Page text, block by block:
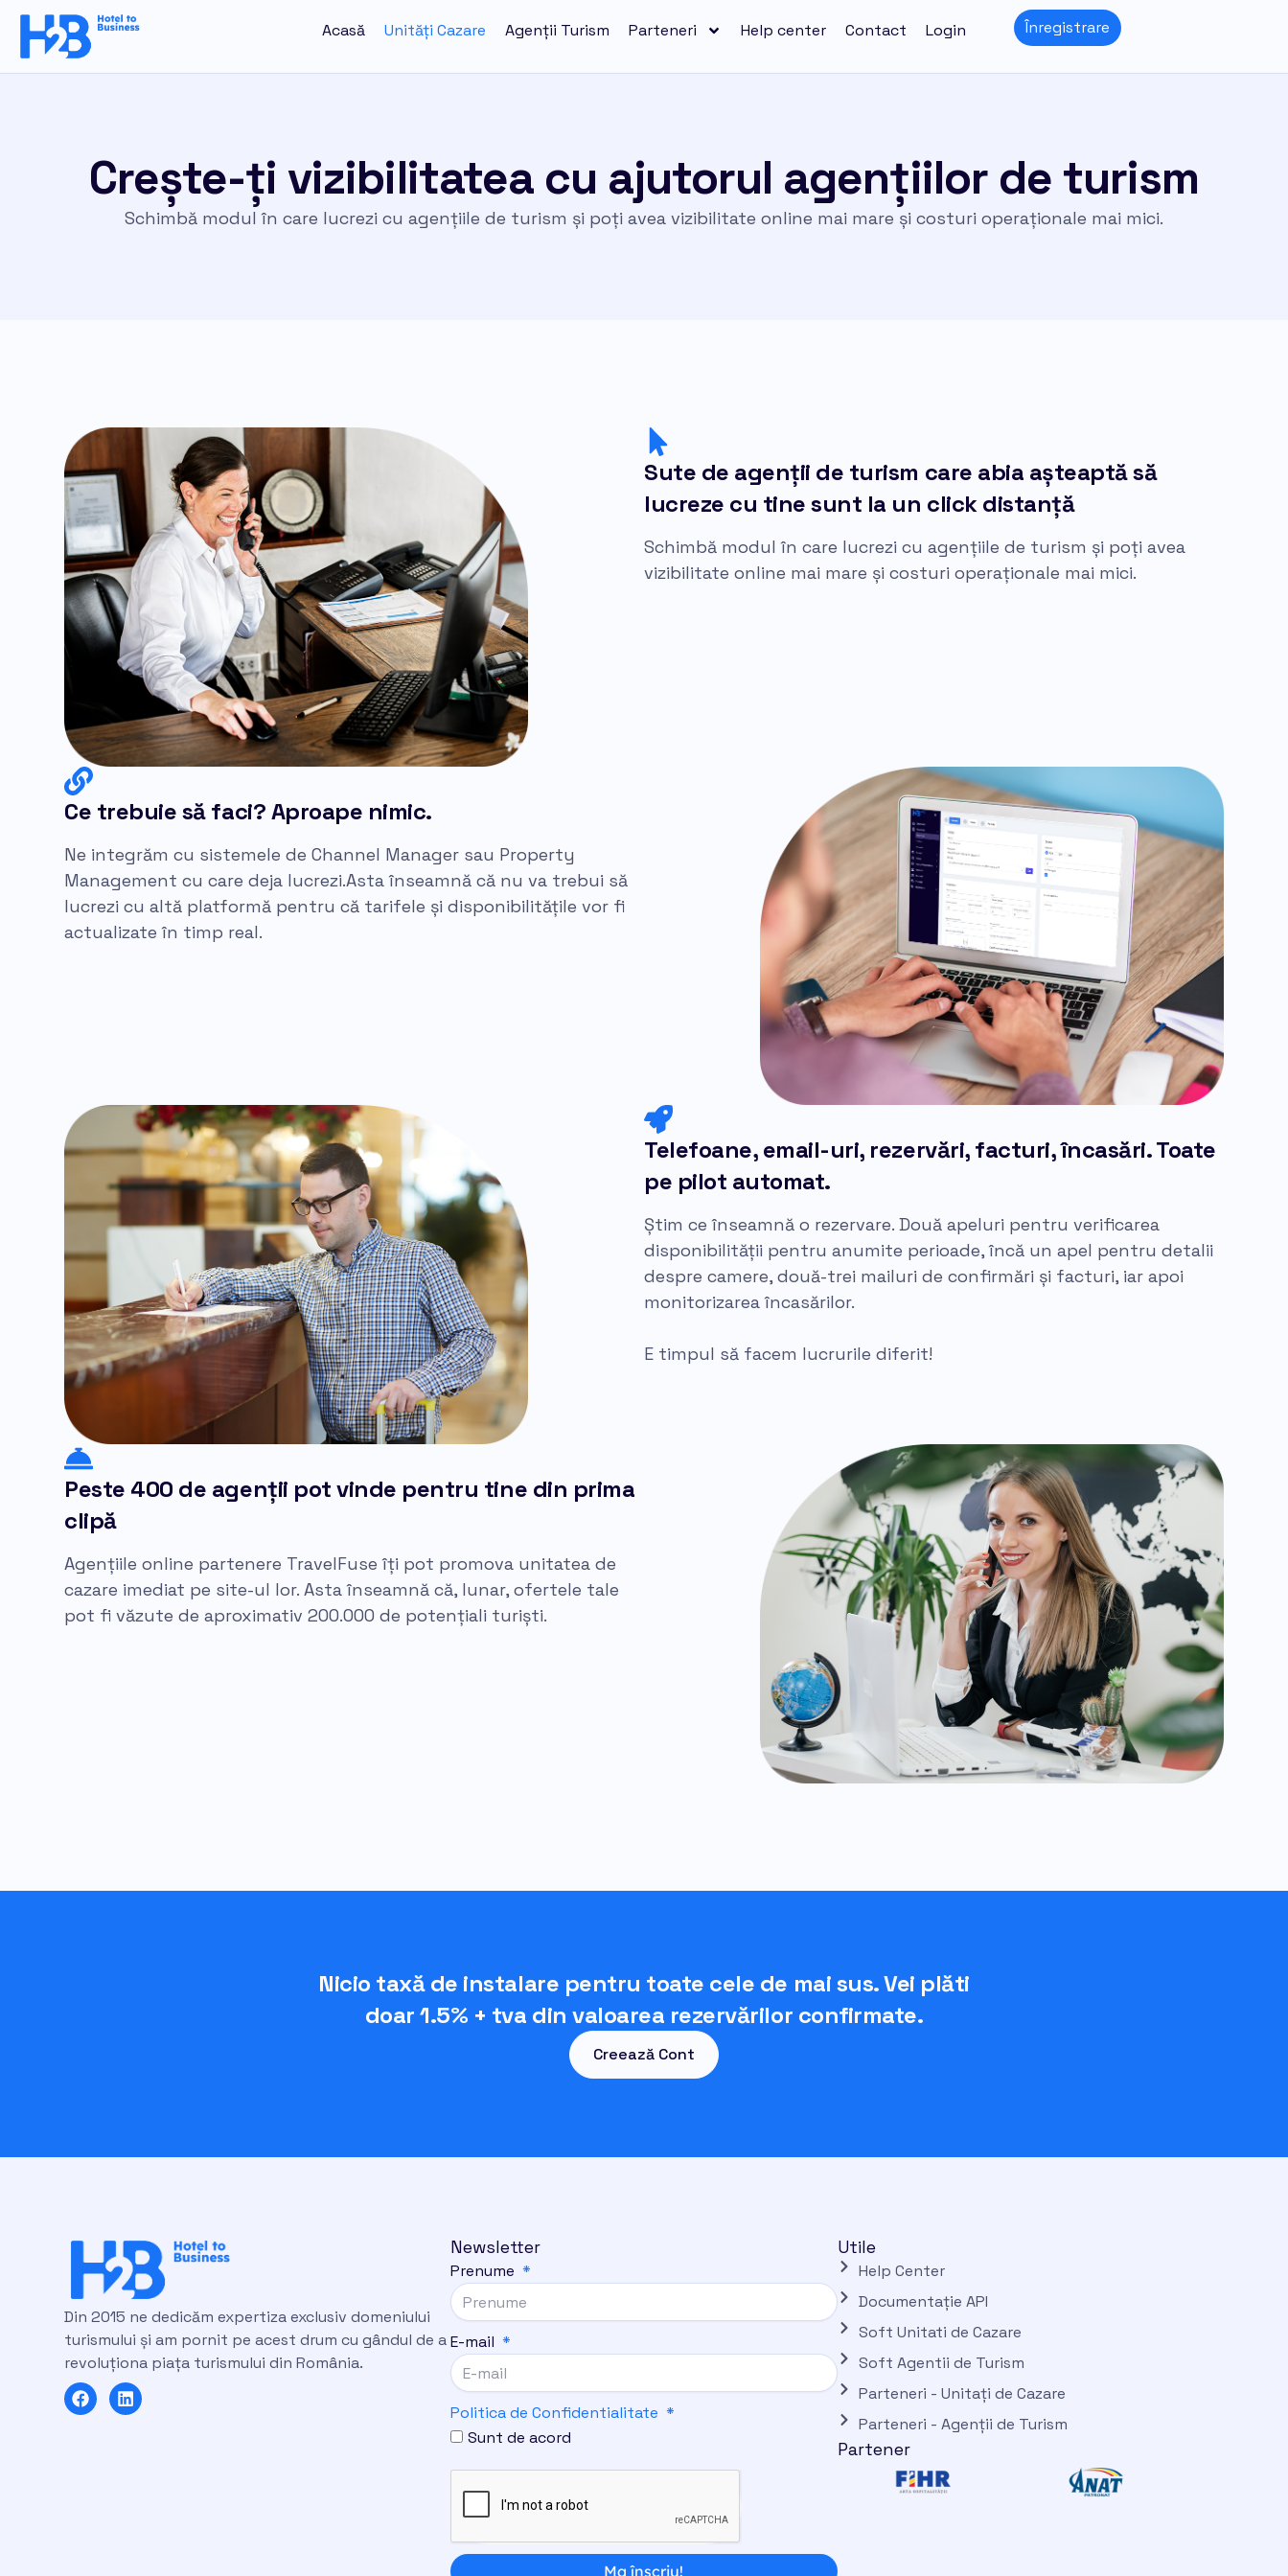
Skip
content
Acasă Unități Cazare Agenții Turism Parteneri Help center Contact Login Înregistrare
Crește-ți vizibilitatea cu ajutorul agențiilor de turism
Schimbă modul în care lucrezi cu agențiile de turism și poți avea vizibilitate online mai mare și costuri operaționale mai mici.
Sute de agenții de turism care abia așteaptă să
lucreze cu tine sunt la un click distanță
Schimbă modul în care lucrezi cu agențiile de turism și poți avea
vizibilitate online mai mare și costuri operaționale mai mici.
Ce trebuie să faci? Aproape nimic.
Ne integrăm cu sistemele de Channel Manager sau Property
Management cu care deja lucrezi.Asta înseamnă că nu va trebui să
lucrezi cu altă platformă pentru că tarifele și disponibilitățile vor fi
actualizate în timp real.
Telefoane, email-uri, rezervări, facturi, încasări. Toate
pe pilot automat.
Știm ce înseamnă o rezervare. Două apeluri pentru verificarea
disponibilității pentru anumite perioade, încă un apel pentru detalii
despre camere, două-trei mailuri de confirmări și facturi, iar apoi
monitorizarea încasărilor.
E timpul să facem lucrurile diferit!
Peste 400 de agenții pot vinde pentru tine din prima
clipă
Agențiile online partenere TravelFuse îți pot promova unitatea de
cazare imediat pe site-ul lor. Asta înseamnă că, lunar, ofertele tale
pot fi văzute de aproximativ 200.000 de potențiali turiști.
Nicio taxă de instalare pentru toate cele de mai sus. Vei plăti
doar 1.5% + tva din valoarea rezervărilor confirmate.
Creează Cont
Din 2015 ne dedicăm expertiza exclusiv domeniului
turismului și am pornit pe acest drum cu gândul de a
revoluționa piața turismului din România.
F
a
L
i
Newsletter
Prenume
E-mail
Politica de Confidentialitate
Sunt de acord
Ma înscriu!
Utile
Help Center
Documentație API
Soft Unitati de Cazare
Soft Agentii de Turism
Parteneri - Unitați de Cazare
Parteneri - Agenții de Turism
Partener